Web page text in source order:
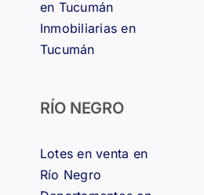
en Tucumán
Inmobiliarias en
Tucumán
RÍO NEGRO
Lotes en venta en
Río Negro